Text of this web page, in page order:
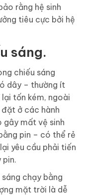
rằng hệ sinh
tiêu cực bởi hệ
sáng.
chiếu sáng
dây – thường ít
tốn kém, ngoài
ở các hành
gây mất vệ sinh
pin – có thể rẻ
yêu cầu phải tiến
pin.
chạy bằng
mặt trời là dễ